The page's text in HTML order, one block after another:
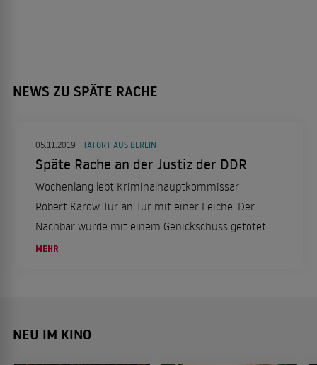
NEWS ZU SPÄTE RACHE
05.11.2019 TATORT AUS BERLIN
Späte Rache an der Justiz der DDR
Wochenlang lebt Kriminalhauptkommissar
Robert Karow Tür an Tür mit einer Leiche. Der
Nachbar wurde mit einem Genickschuss getötet.
MEHR
NEU IM KINO